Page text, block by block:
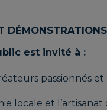
Elisabeth |
GUISANE
de
DÉMONSTRATIONS
est invité à :
passionnés
locale et